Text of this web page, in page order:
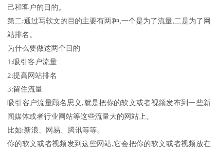
己和客户的目的。
第二:通过写软文的目的主要有两种,一个是为了流量,二是为了网
站排名。
为什么要做这两个目的
1:吸引客户流量
2:提高网站排名
3:留住流量
吸引客户流量顾名思义,就是把你的软文或者视频发布到一些新
闻媒体或者行业网站等这些流量大的网站上。
比如:新浪、网易、腾讯等等。
你的软文或者视频发到这些网站,它会把你的软文或者视频放在